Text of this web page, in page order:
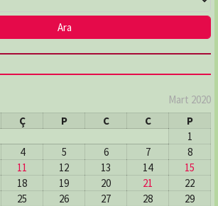
Mart 2020
Ç P C C
P
1
4 5 6 7
8
11 12 13 14
15
18 19 20 21
22
25 26 27 28
29